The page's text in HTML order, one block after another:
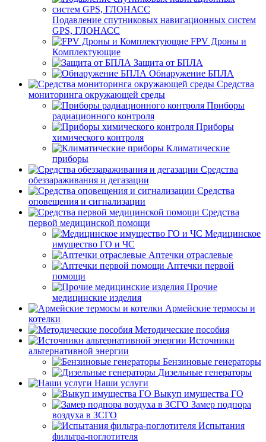
Подавление спутниковых навигационных систем
GPS, ГЛОНАСС
FPV Дроны и
Комплектующие
Защита от БПЛА
Обнаружение БПЛА
Средства
мониторинга окружающей среды
Приборы
радиационного контроля
Приборы
химического контроля
Климатические
приборы
Средства
обеззараживания и дегазации
Средства
оповещения и сигнализации
Средства
первой медицинской помощи
Медицинское
имущество ГО и ЧС
Аптечки отраслевые
Аптечки первой
помощи
Прочие
медицинские изделия
Армейские термосы и
котелки
Методические пособия
Источники
альтернативной энергии
Бензиновые генераторы
Дизельные генераторы
Наши услуги
Выкуп имущества ГО
Замер подпора
воздуха в ЗСГО
Испытания
фильтра-поглотителя